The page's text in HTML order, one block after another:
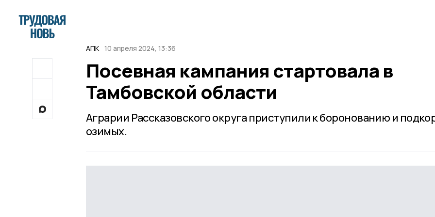
АПК 10 апреля 2024, 13:36
Посевная кампания стартовала в
Тамбовской области
Аграрии Рассказовского округа приступили к боронованию и
озимых.